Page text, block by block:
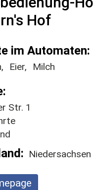
Hof
im Automaten
Eier Milch
Str. 1
Niedersachsen